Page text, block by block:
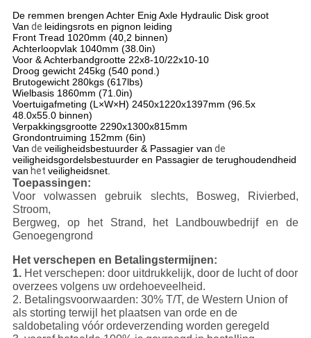
De remmen brengen Achter Enig Axle Hydraulic Disk groot
Van de leidingsrots en pignon leiding
Front Tread 1020mm (40,2 binnen)
Achterloopvlak1040mm (38.0in)
Voor & Achterbandgrootte22x8-10/22x10-10
Droog gewicht245kg (540 pond.)
Brutogewicht280kgs (617lbs)
Wielbasis1860mm (71.0in)
Voertuigafmeting (L×W×H) 2450x1220x1397mm (96.5x
48.0x55.0 binnen)
Verpakkingsgrootte2290x1300x815mm
Grondontruiming 152mm (6in)
Van de veiligheidsbestuurder & Passagier van de
veiligheidsgordelsbestuurder en Passagier de terughoudendheid
van het veiligheidsnet.
Toepassingen:
Voor volwassen gebruik slechts, Bosweg, Rivierbed,
Stroom,
Bergweg, op het Strand, het Landbouwbedrijf en de
Genoegengrond
Het verschepen en Betalingstermijnen:
1. Het verschepen: door uitdrukkelijk, door de lucht of door
overzees volgens uw ordehoeveelheid.
2. Betalingsvoorwaarden: 30% T/T, de Western Union of
als storting terwijl het plaatsen van orde en de
saldobetaling vóór ordeverzending worden geregeld